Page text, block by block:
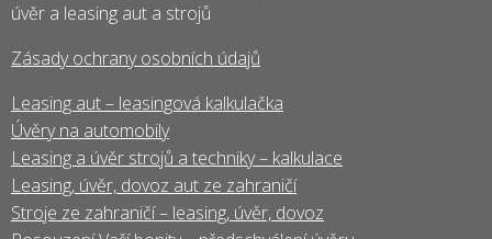
úvěr a leasing aut a strojů
Zásady ochrany osobních údajů
Leasing aut – leasingová kalkulačka
Úvěry na automobily
Leasing a úvěr strojů a techniky – kalkulace
Leasing, úvěr, dovoz aut ze zahraničí
Stroje ze zahraničí – leasing, úvěr, dovoz